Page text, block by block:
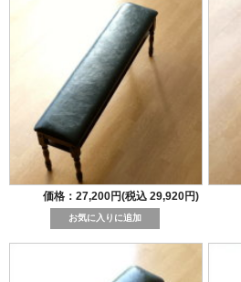
価格：27,200円(税込 29,920円)